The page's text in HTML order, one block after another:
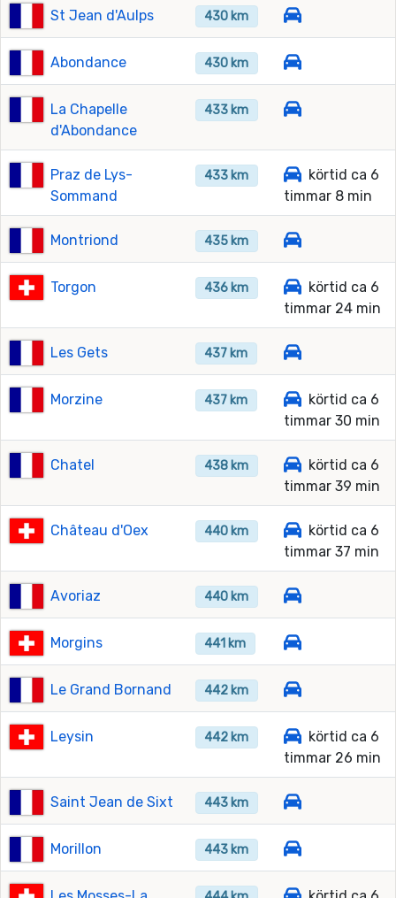
St Jean d'Aulps 430 km
Abondance 430 km
La Chapelle
d'Abondance
433 km
Praz de Lys-
Sommand
433 km
körtid ca 6
timmar 8 min
Montriond 435 km
Torgon 436 km
körtid ca 6
timmar 24 min
Les Gets 437 km
Morzine 437 km
körtid ca 6
timmar 30 min
Chatel 438 km
körtid ca 6
timmar 39 min
Château d'Oex 440 km
körtid ca 6
timmar 37 min
Avoriaz 440 km
Morgins 441 km
Le Grand Bornand 442 km
Leysin 442 km
körtid ca 6
timmar 26 min
Saint Jean de Sixt 443 km
Morillon 443 km